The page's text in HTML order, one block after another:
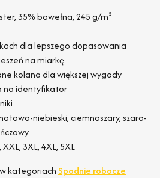
35% bawełna, 245 g/m²
dla lepszego dopasowania
na miarkę
kolana dla większej wygody
na identyfikator
niebieski, ciemnoszary, szaro-
XXL, 3XL, 4XL, 5XL
kategoriach Spodnie robocze